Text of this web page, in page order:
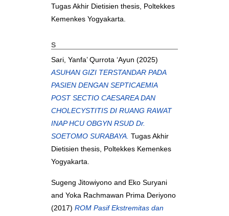
Tugas Akhir Dietisien thesis, Poltekkes
Kemenkes Yogyakarta.
S
Sari, Yanfa’ Qurrota ‘Ayun (2025)
ASUHAN GIZI TERSTANDAR PADA
PASIEN DENGAN SEPTICAEMIA
POST SECTIO CAESAREA DAN
CHOLECYSTITIS DI RUANG RAWAT
INAP HCU OBGYN RSUD Dr.
SOETOMO SURABAYA. Tugas Akhir
Dietisien thesis, Poltekkes Kemenkes
Yogyakarta.
Sugeng Jitowiyono and Eko Suryani
and Yoka Rachmawan Prima Deriyono
(2017) ROM Pasif Ekstremitas dan